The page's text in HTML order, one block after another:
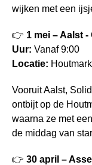
wijken met een
👉 1 mei – Aalst -
Uur: Vanaf 9:00
Locatie:
Vooruit Aalst,
ontbijt op de
waarna ze met
de middag van
👉 30 april –